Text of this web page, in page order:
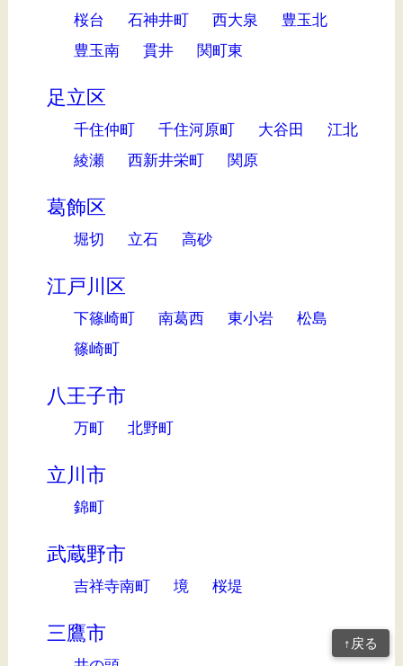
桜台
石神井町 西大泉
豊玉北
豊玉南
貫井 関町東
足立区
千住仲町 千住河原町 大谷田
江北
綾瀬
西新井栄町 関原
葛飾区
堀切 立石 高砂
江戸川区
下篠崎町 南葛西 東小岩
松島
篠崎町
八王子市
万町 北野町
立川市
錦町
武蔵野市
吉祥寺南町 境 桜堤
三鷹市 ↑戻る